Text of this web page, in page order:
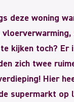
deze woning
kijken toch? Er
zich twee
Hier
supermarkt op